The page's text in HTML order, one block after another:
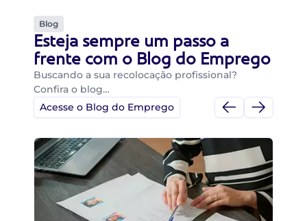
Blog
Esteja sempre um passo a
frente com o Blog do Emprego
Buscando a sua recolocação profissional?
Confira o blog…
Acesse o Blog do Emprego